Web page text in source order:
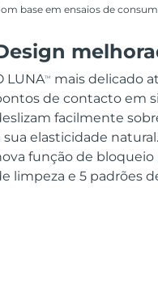
base em ensaios de
LUNATM
mais delicado
de contacto em
facilmente
sua elasticidade
função de bloqueio
limpeza e 5 padrões